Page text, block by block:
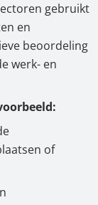
gebruikt
en
beoordeling
werk- en
of